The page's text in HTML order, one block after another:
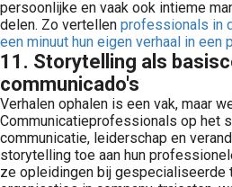
persoonlijke en vaak ook intieme
delen. Zo vertellen professionals in
een minuut hun eigen verhaal in een
11. Storytelling als
communicado's
Verhalen ophalen is een vak, maar
Communicatieprofessionals op het
communicatie, leiderschap en
storytelling toe aan hun
ze opleidingen bij gespecialiseerde